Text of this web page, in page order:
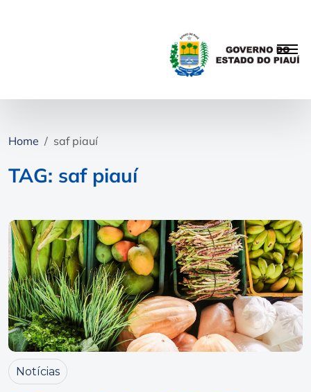
Home saf piauí
TAG: saf piauí
Notícias